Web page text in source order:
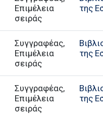
Επιμέλεια
σειράς
της
Συγγραφέας,
Επιμέλεια
σειράς
της
Συγγραφέας,
Επιμέλεια
σειράς
της